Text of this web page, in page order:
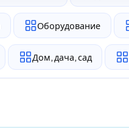
Оборудование
Дом, дача, сад